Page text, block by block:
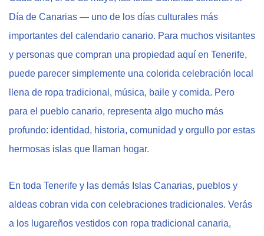
Día de Canarias — uno de los días culturales más
importantes del calendario canario. Para muchos visitantes
y personas que compran una propiedad aquí en Tenerife,
puede parecer simplemente una colorida celebración local
llena de ropa tradicional, música, baile y comida. Pero
para el pueblo canario, representa algo mucho más
profundo: identidad, historia, comunidad y orgullo por estas
hermosas islas que llaman hogar.
En toda Tenerife y las demás Islas Canarias, pueblos y
aldeas cobran vida con celebraciones tradicionales. Verás
a los lugareños vestidos con ropa tradicional canaria,